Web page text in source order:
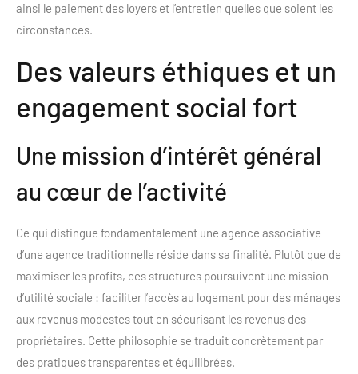
ainsi le paiement des loyers et l’entretien quelles que soient les
circonstances.
Des valeurs éthiques et un
engagement social fort
Une mission d’intérêt général
au cœur de l’activité
Ce qui distingue fondamentalement une agence associative
d’une agence traditionnelle réside dans sa finalité. Plutôt que de
maximiser les profits, ces structures poursuivent une mission
d’utilité sociale : faciliter l’accès au logement pour des ménages
aux revenus modestes tout en sécurisant les revenus des
propriétaires. Cette philosophie se traduit concrètement par
des pratiques transparentes et équilibrées.